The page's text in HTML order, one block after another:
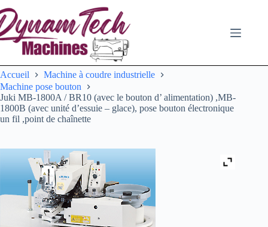
au
contenu
Accueil
Machine à coudre industrielle
Machine pose bouton
Juki MB-1800A / BR10 (avec le bouton d’ alimentation) ,MB-
1800B (avec unité d’essuie – glace), pose bouton électronique
un fil ,point de chaînette